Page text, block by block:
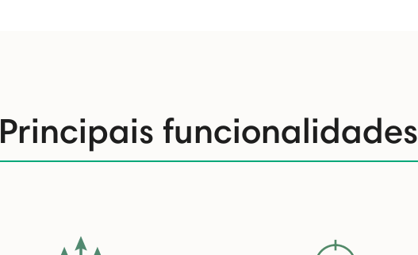
Principais funcionalidades